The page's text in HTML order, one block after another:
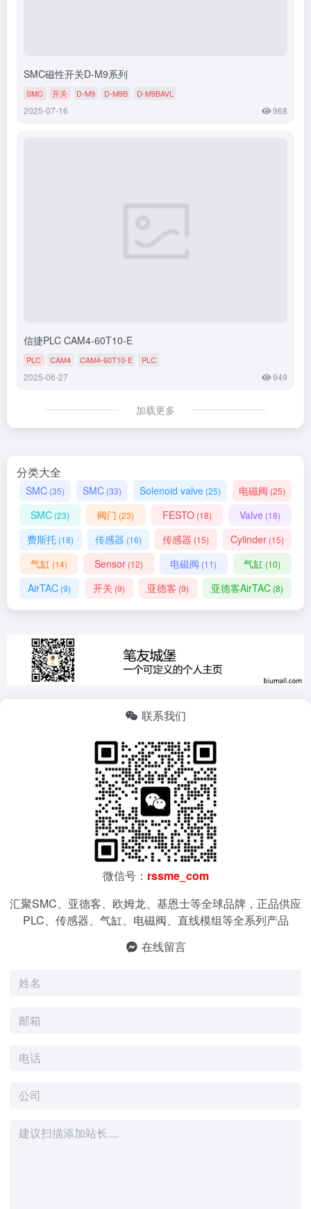
SMC磁性开关D-M9系列
SMC 开关 D-M9 D-M9B D-M9BAVL
2025-07-16 968
信捷PLC CAM4-60T10-E
PLC CAM4 CAM4-60T10-E PLC
2025-06-27 949
加载更多
分类大全
SMC (35) SMC (33) Solenoid valve (25) 电磁阀 (25)
SMC (23) 阀门 (23) FESTO(18) Valve (18)
费斯托 (18) 传感器 (16) 传感器 (15) Cylinder(15)
气缸(14) Sensor(12) 电磁阀 (11) 气缸 (10)
AirTAC (9) 开关 (9) 亚德客 (9) 亚德客AirTAC (8)
联系我们
微信号： rssme_com
汇聚SMC、亚德客、欧姆龙、基恩士等全球品牌，正品供应
PLC、传感器、气缸、电磁阀、直线模组等全系列产品
在线留言